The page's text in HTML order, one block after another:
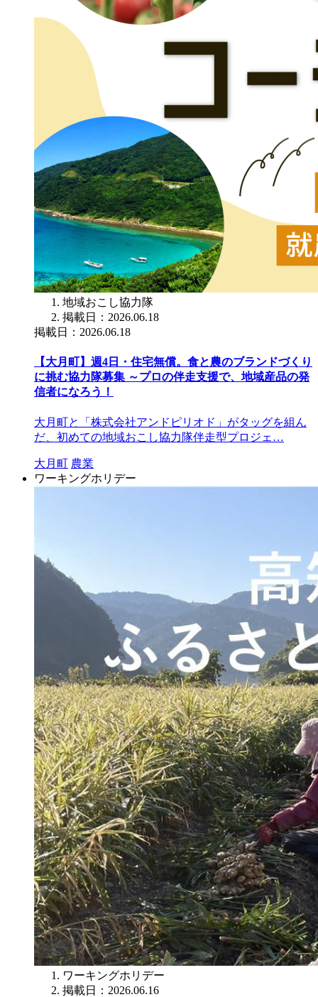
地域おこし協力隊
掲載日：2026.06.18
掲載日：2026.06.18
【大月町】週4日・住宅無償。食と農のブランドづくり
に挑む協力隊募集 ～プロの伴走支援で、地域産品の発
信者になろう！
大月町と「株式会社アンドピリオド」がタッグを組ん
だ、初めての地域おこし協力隊伴走型プロジェ…
大月町 農業
ワーキングホリデー
ワーキングホリデー
掲載日：2026.06.16